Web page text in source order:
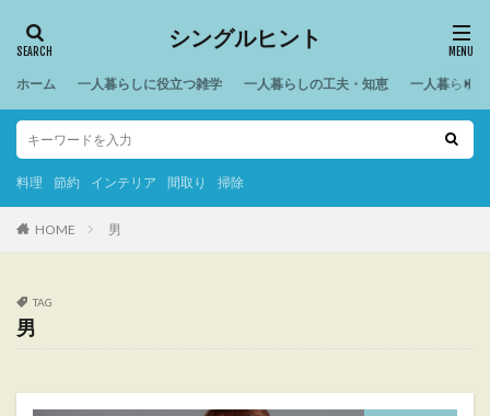
シングルヒント
ホーム 一人暮らしに役立つ雑学 一人暮らしの工夫・知恵 一人暮らし
料理 節約 インテリア 間取り 掃除
HOME 男
TAG
男